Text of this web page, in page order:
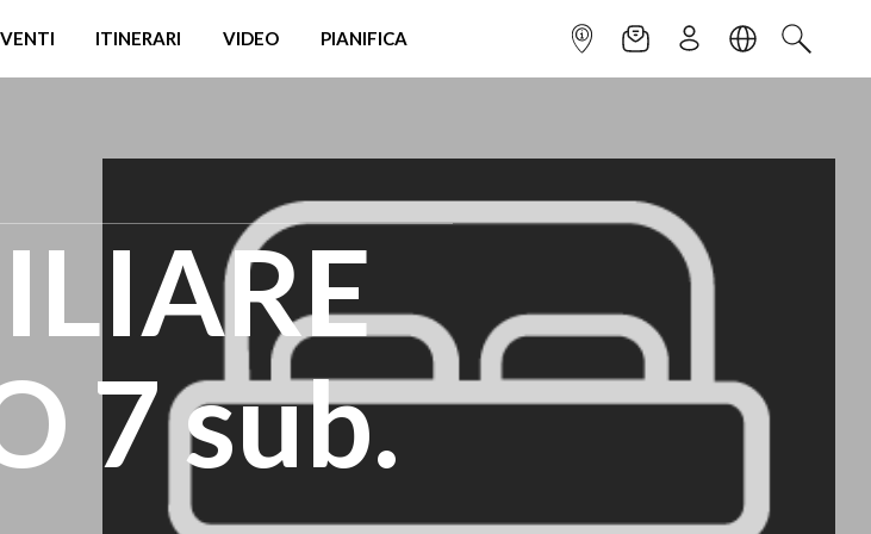
ITINERARI VIDEO PIANIFICA INFOPOINTNEWSLETTER
ISCRIVITILINGUACERCA
7 sub.